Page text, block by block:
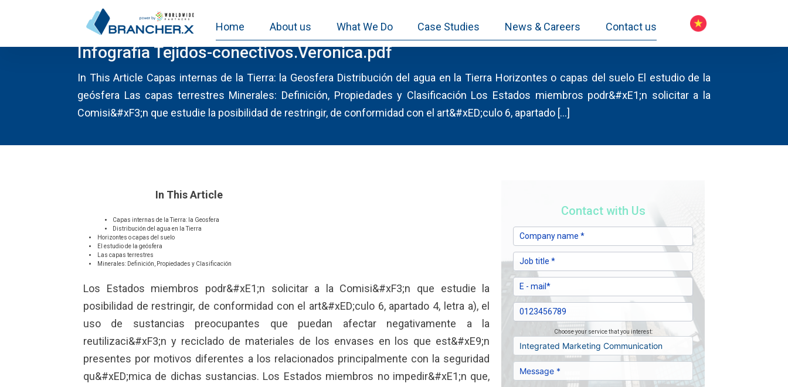
Home About us What We Do Case Studies News & Careers Contact us
PROYECTOGEOSFERA.ES
Infografia Tejidos-conectivos.Veronica.pdf
In This Article Capas internas de la Tierra: la Geosfera Distribución del agua en la Tierra Horizontes o capas del suelo El estudio de la
geósfera Las capas terrestres Minerales: Definición, Propiedades y Clasificación Los Estados miembros podr&#xE1;n solicitar a la
Comisi&#xF3;n que estudie la posibilidad de restringir, de conformidad con el art&#xED;culo 6, apartado […]
In This Article
Capas internas de la Tierra: la Geosfera
Distribución del agua en la Tierra
Horizontes o capas del suelo
El estudio de la geósfera
Las capas terrestres
Minerales: Definición, Propiedades y Clasificación
Los Estados miembros podr&#xE1;n solicitar a la Comisi&#xF3;n que estudie la
posibilidad de restringir, de conformidad con el art&#xED;culo 6, apartado 4, letra a), el
uso de sustancias preocupantes que puedan afectar negativamente a la
reutilizaci&#xF3;n y reciclado de materiales de los envases en los que est&#xE9;n
presentes por motivos diferentes a los relacionados principalmente con la seguridad
qu&#xED;mica de dichas sustancias. Los Estados miembros no impedir&#xE1;n que,
Contact with Us
Choose your service that you interest: